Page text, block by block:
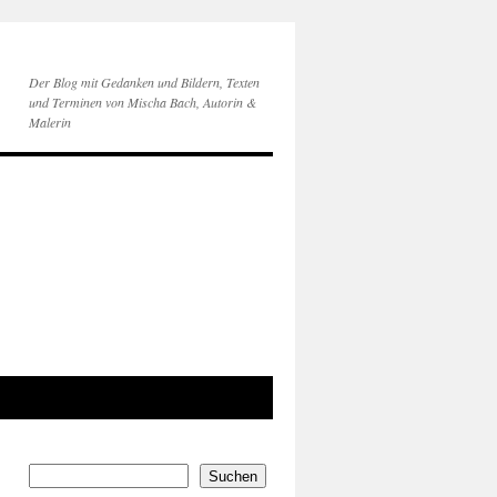
Der Blog mit Gedanken und Bildern, Texten
und Terminen von Mischa Bach, Autorin &
Malerin
Suchen